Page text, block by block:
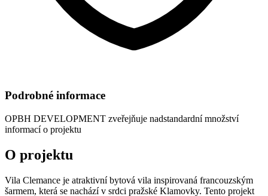
Podrobné informace
OPBH DEVELOPMENT zveřejňuje nadstandardní množství
informací o projektu
O projektu
Vila Clemance je atraktivní bytová vila inspirovaná francouzským
šarmem, která se nachází v srdci pražské Klamovky. Tento projekt